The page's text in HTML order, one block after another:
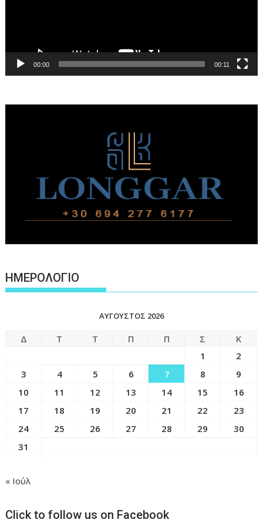
00:00 00:11
ΗΜΕΡΟΛΟΓΙΟ
ΑΎΓΟΥΣΤΟΣ 2026
Δ Τ Τ Π Π Σ
Κ
1
2
3
4 5 6 7 8
9
10
11 12 13 14 15
16
17
18 19 20 21 22
23
24
25 26 27 28 29
30
31
« Ιούλ
Click to follow us on Facebook